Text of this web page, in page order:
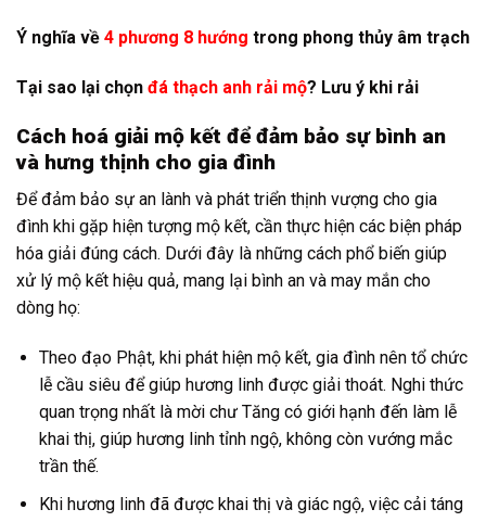
Ý nghĩa về 4 phương 8 hướng trong phong thủy âm trạch
Tại sao lại chọn đá thạch anh rải mộ? Lưu ý khi rải
Cách hoá giải mộ kết để đảm bảo sự bình an
và hưng thịnh cho gia đình
Để đảm bảo sự an lành và phát triển thịnh vượng cho gia
đình khi gặp hiện tượng mộ kết, cần thực hiện các biện pháp
hóa giải đúng cách. Dưới đây là những cách phổ biến giúp
xử lý mộ kết hiệu quả, mang lại bình an và may mắn cho
dòng họ:
Theo đạo Phật, khi phát hiện mộ kết, gia đình nên tổ chức
lễ cầu siêu để giúp hương linh được giải thoát. Nghi thức
quan trọng nhất là mời chư Tăng có giới hạnh đến làm lễ
khai thị, giúp hương linh tỉnh ngộ, không còn vướng mắc
trần thế.
Khi hương linh đã được khai thị và giác ngộ, việc cải táng